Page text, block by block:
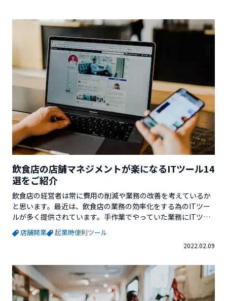
飲食店の店舗マネジメントが楽になるITツール14
選をご紹介
飲食店の経営者は常に費用の削減や業務の改善を考えているか
と思います。最近は、飲食店の業務の効率化をする為のITツー
ルが多く提供されています。手作業でやっていた業務にITツー
ルを導入すれば、繁忙時の回転率の改善やスタッフの負担の軽
減が期待できます。そこで今回は、飲食店の店舗マネジメント
が楽になるITツールをご紹介していきます。※この記事を書い
店舗開業 起業時便利ツール
2022.02.09